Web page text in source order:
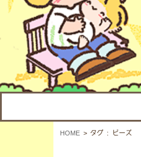
HOME タグ : ビーズ